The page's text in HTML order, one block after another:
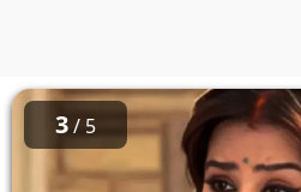
3/ 5